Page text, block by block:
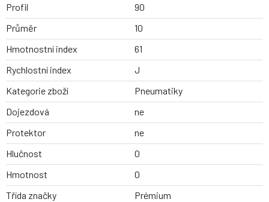
Profil
90
Průměr
10
Hmotnostní index
61
Rychlostní index
J
Kategorie zboží
Pneumatiky
Dojezdová
ne
Protektor
ne
Hlučnost
0
Hmotnost
0
Třída značky
Prémium